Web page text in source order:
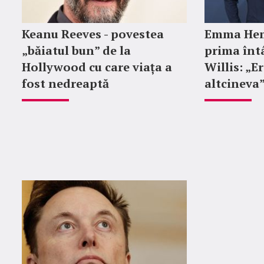
Keanu Reeves - povestea
„băiatul bun” de la
Hollywood cu care viața a
fost nedreaptă
Emma
prima
Willis: